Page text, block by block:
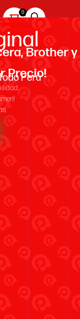
Brother y
Precio!
Perú